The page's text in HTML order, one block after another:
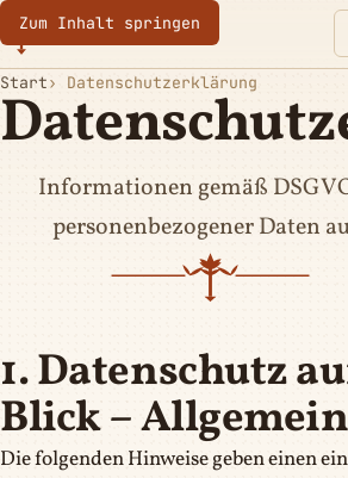
Zum Inhalt springen
Eurotoques
Start Datenschutzerklärung
Informationen gemäß
personenbezogener Daten
1. Datenschutz
Blick –
Die folgenden Hinweise geben einen